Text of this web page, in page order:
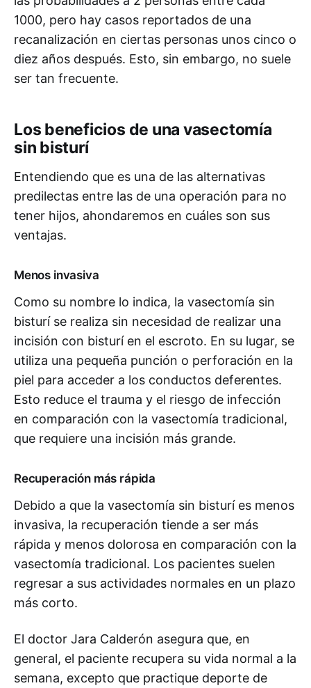
1000, pero hay casos reportados de una
recanalización en ciertas personas unos cinco o
diez años después. Esto, sin embargo, no suele
ser tan frecuente.
Los beneficios de una vasectomía
sin bisturí
Entendiendo que es una de las alternativas
predilectas entre las de una operación para no
tener hijos, ahondaremos en cuáles son sus
ventajas.
Menos invasiva
Como su nombre lo indica, la vasectomía sin
bisturí se realiza sin necesidad de realizar una
incisión con bisturí en el escroto. En su lugar, se
utiliza una pequeña punción o perforación en la
piel para acceder a los conductos deferentes.
Esto reduce el trauma y el riesgo de infección
en comparación con la vasectomía tradicional,
que requiere una incisión más grande.
Recuperación más rápida
Debido a que la vasectomía sin bisturí es menos
invasiva, la recuperación tiende a ser más
rápida y menos dolorosa en comparación con la
vasectomía tradicional. Los pacientes suelen
regresar a sus actividades normales en un plazo
más corto.
El doctor Jara Calderón asegura que, en
general, el paciente recupera su vida normal a la
semana, excepto que practique deporte de